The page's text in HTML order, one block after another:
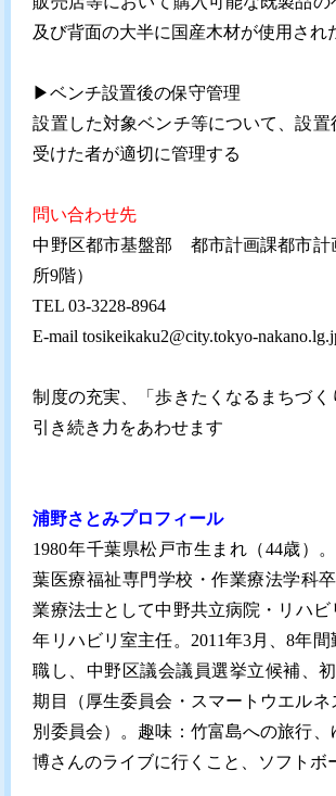
及び背面の大半に国産木材が使用され
▶︎ベンチ設置後の保守管理
設置した対象ベンチ等について、設置
受けた者が適切に管理する
問い合わせ先
中野区都市基盤部 都市計画課都市計
所9階）
TEL 03-3228-8964
E-mail tosikeikaku2@city.tokyo-
制度の充実、「歩きたくなるまちづく
引き続き力をあわせます
浦野さとみプロフィール
1980年千葉県松戸市生まれ（44歳）
葉医療福祉専門学校・作業療法学科
業療法士として中野共立病院・リハビ
年リハビリ室主任。2011年3月、8年
職し、中野区議会議員選挙立候補、
期目（厚生委員会・スマートウエルネ
別委員会）。趣味：竹富島への旅行、
博さんのライブに行くこと、ソフトボ